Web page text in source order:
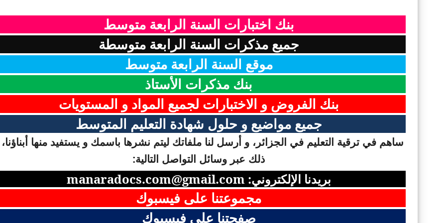
بنك اختبارات السنة الرابعة متوسط
جميع مذكرات السنة الرابعة متوسطة
موقع السنة الرابعة متوسط
بنك مذكرات الأستاذ
بنك الفروض و الاختبارات لجميع المواد و المستويات
جميع مواضيع و حلول شهادة التعليم المتوسط
ساهم في ترقية التعليم في الجزائر، و أرسل لنا ملفاتك ليتم نشرها باسمك و يستفيد منها
ذلك عبر وسائل التواصل التالية:
بريدنا الإلكتروني: manaradocs.com@gmail.com
مجموعتنا على فيسبوك
صفحتنا على فيسبوك